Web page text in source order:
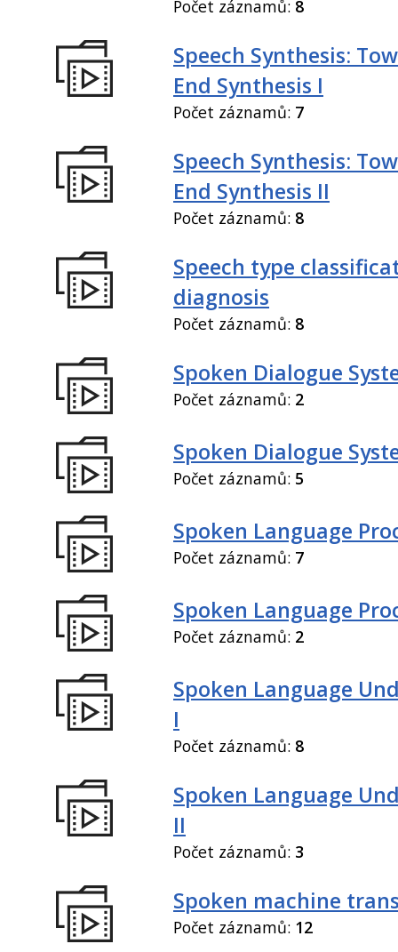
Počet záznamů: 8
Speech Synthesis:
End Synthesis I
Počet záznamů: 7
Speech Synthesis:
End Synthesis II
Počet záznamů: 8
Speech type
diagnosis
Počet záznamů: 8
Spoken Dialogue
Počet záznamů: 2
Spoken Dialogue
Počet záznamů: 5
Spoken Language
Počet záznamů: 7
Spoken Language
Počet záznamů: 2
Spoken Language
I
Počet záznamů: 8
Spoken Language
II
Počet záznamů: 3
Spoken machine
Počet záznamů: 12